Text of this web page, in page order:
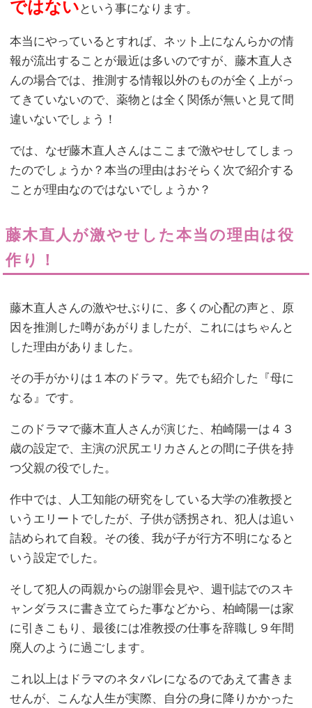
ではない という事になります。
本当にやっているとすれば、ネット上になんらかの情
報が流出することが最近は多いのですが、藤木直人さ
んの場合では、推測する情報以外のものが全く上がっ
てきていないので、薬物とは全く関係が無いと見て間
違いないでしょう！
では、なぜ藤木直人さんはここまで激やせしてしまっ
たのでしょうか？本当の理由はおそらく次で紹介する
ことが理由なのではないでしょうか？
藤木直人が激やせした本当の理由は役
作り！
藤木直人さんの激やせぶりに、多くの心配の声と、原
因を推測した噂があがりましたが、これにはちゃんと
した理由がありました。
その手がかりは１本のドラマ。先でも紹介した『母に
なる』です。
このドラマで藤木直人さんが演じた、柏崎陽一は４３
歳の設定で、主演の沢尻エリカさんとの間に子供を持
つ父親の役でした。
作中では、人工知能の研究をしている大学の准教授と
いうエリートでしたが、子供が誘拐され、犯人は追い
詰められて自殺。その後、我が子が行方不明になると
いう設定でした。
そして犯人の両親からの謝罪会見や、週刊誌でのスキ
ャンダラスに書き立てらた事などから、柏崎陽一は家
に引きこもり、最後には准教授の仕事を辞職し９年間
廃人のように過ごします。
これ以上はドラマのネタバレになるのであえて書きま
せんが、こんな人生が実際、自分の身に降りかかった